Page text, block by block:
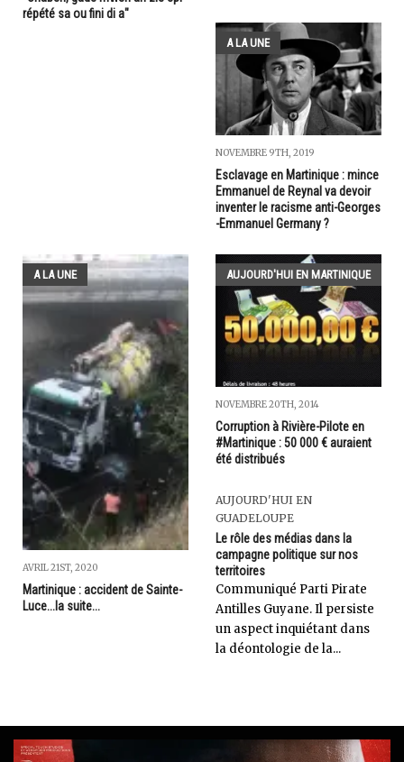
répété sa ou fini di a"
A LA UNE
NOVEMBRE 9TH, 2019
Esclavage en Martinique : mince
Emmanuel de Reynal va devoir
inventer le racisme anti-Georges
-Emmanuel Germany ?
A LA UNE
AVRIL 21ST, 2020
Martinique : accident de Sainte-
Luce...la suite...
AUJOURD'HUI EN MARTINIQUE
NOVEMBRE 20TH, 2014
Corruption à Rivière-Pilote en
#Martinique : 50 000 € auraient
été distribués
AUJOURD'HUI EN
GUADELOUPE
Le rôle des médias dans la
campagne politique sur nos
territoires
Communiqué Parti Pirate
Antilles Guyane. Il persiste
un aspect inquiétant dans
la déontologie de la...